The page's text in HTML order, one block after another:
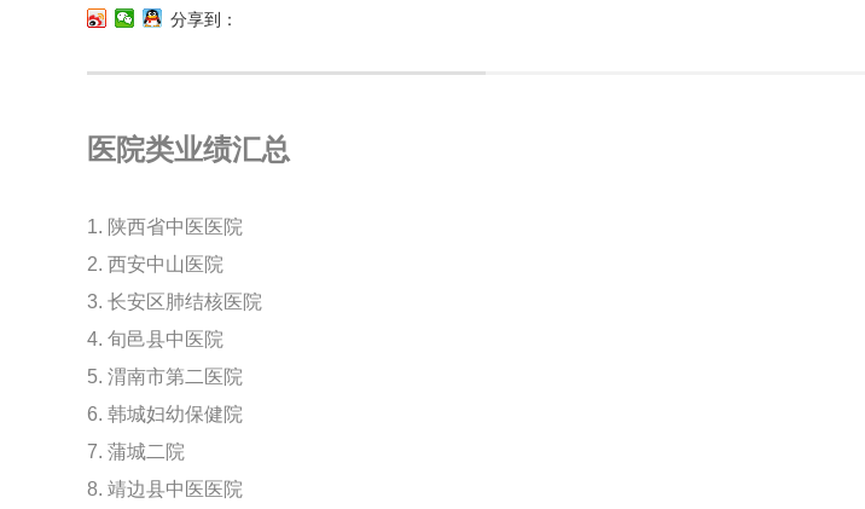
分享到：
医院类业绩汇总
1. 陕西省中医医院
2. 西安中山医院
3. 长安区肺结核医院
4. 旬邑县中医院
5. 渭南市第二医院
6. 韩城妇幼保健院
7. 蒲城二院
8. 靖边县中医医院